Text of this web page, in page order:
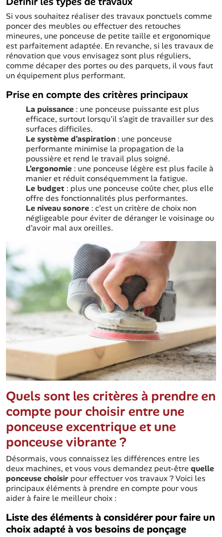
Si vous souhaitez réaliser des travaux ponctuels comme
poncer des meubles ou effectuer des retouches
mineures, une ponceuse de petite taille et ergonomique
est parfaitement adaptée. En revanche, si les travaux de
rénovation que vous envisagez sont plus réguliers,
comme décaper des portes ou des parquets, il vous faut
un équipement plus performant.
Prise en compte des critères principaux
La puissance : une ponceuse puissante est plus
efficace, surtout lorsqu'il s'agit de travailler sur des
surfaces difficiles.
Le système d'aspiration : une ponceuse
performante minimise la propagation de la
poussière et rend le travail plus soigné.
L'ergonomie : une ponceuse légère est plus facile à
manier et réduit conséquemment la fatigue.
Le budget : plus une ponceuse coûte cher, plus elle
offre des fonctionnalités plus performantes.
Le niveau sonore : c'est un critère de choix non
négligeable pour éviter de déranger le voisinage ou
d'avoir mal aux oreilles.
Quels sont les critères à prendre en
compte pour choisir entre une
ponceuse excentrique et une
ponceuse vibrante ?
Désormais, vous connaissez les différences entre les
deux machines, et vous vous demandez peut-être quelle
ponceuse choisir pour effectuer vos travaux ? Voici les
principaux éléments à prendre en compte pour vous
aider à faire le meilleur choix :
Liste des éléments à considérer pour faire un
choix adapté à vos besoins de ponçage